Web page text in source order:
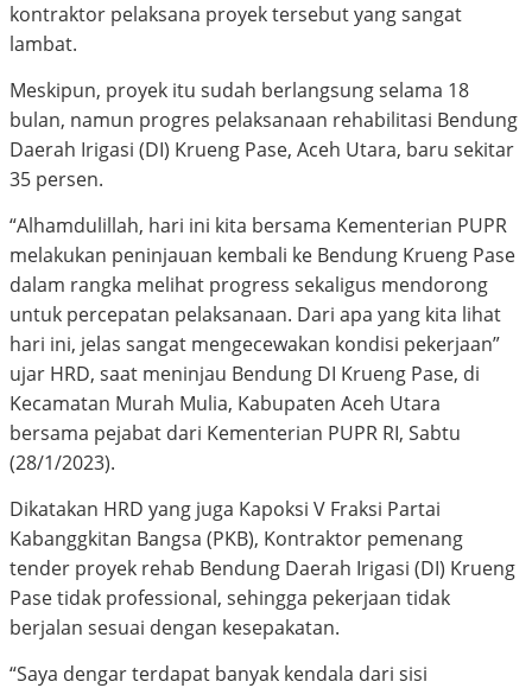
kontraktor pelaksana proyek tersebut yang sangat
lambat.
Meskipun, proyek itu sudah berlangsung selama 18
bulan, namun progres pelaksanaan rehabilitasi Bendung
Daerah Irigasi (DI) Krueng Pase, Aceh Utara, baru sekitar
35 persen.
“Alhamdulillah, hari ini kita bersama Kementerian PUPR
melakukan peninjauan kembali ke Bendung Krueng Pase
dalam rangka melihat progress sekaligus mendorong
untuk percepatan pelaksanaan. Dari apa yang kita lihat
hari ini, jelas sangat mengecewakan kondisi pekerjaan”
ujar HRD, saat meninjau Bendung DI Krueng Pase, di
Kecamatan Murah Mulia, Kabupaten Aceh Utara
bersama pejabat dari Kementerian PUPR RI, Sabtu
(28/1/2023).
Dikatakan HRD yang juga Kapoksi V Fraksi Partai
Kabanggkitan Bangsa (PKB), Kontraktor pemenang
tender proyek rehab Bendung Daerah Irigasi (DI) Krueng
Pase tidak professional, sehingga pekerjaan tidak
berjalan sesuai dengan kesepakatan.
“Saya dengar terdapat banyak kendala dari sisi